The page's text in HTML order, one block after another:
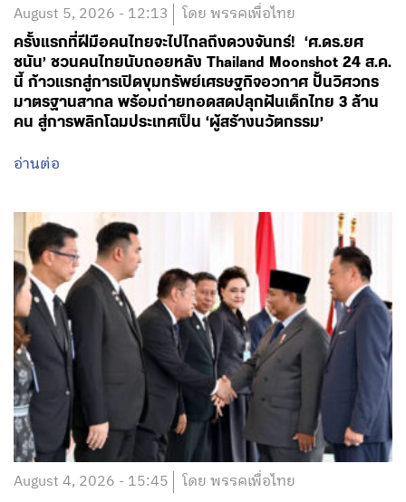
August 5, 2026 - 12:13 โดย พรรคเพื่อไทย
ครั้งแรกที่ฝีมือคนไทยจะไปไกลถึงดวงจันทร์! ‘ศ.ดร.ยศ
ชนัน’ ชวนคนไทยนับถอยหลัง Thailand Moonshot 24 ส.ค.
นี้ ก้าวแรกสู่การเปิดขุมทรัพย์เศรษฐกิจอวกาศ ปั้นวิศวกร
มาตรฐานสากล พร้อมถ่ายทอดสดปลุกฝันเด็กไทย 3 ล้าน
คน สู่การพลิกโฉมประเทศเป็น ‘ผู้สร้างนวัตกรรม’
อ่านต่อ
August 4, 2026 - 15:45 โดย พรรคเพื่อไทย